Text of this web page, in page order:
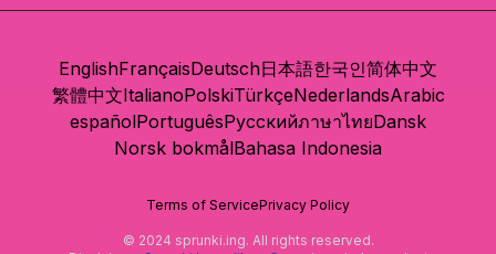
EnglishFrançaisDeutsch日本語한국인简体中文
繁體中文ItalianoPolskiTürkçeNederlandsArabic
españolPortuguêsРусскийภาษาไทยDansk
Norsk bokmålBahasa Indonesia
Terms of ServicePrivacy Policy
© 2024 sprunki.ing. All rights reserved.